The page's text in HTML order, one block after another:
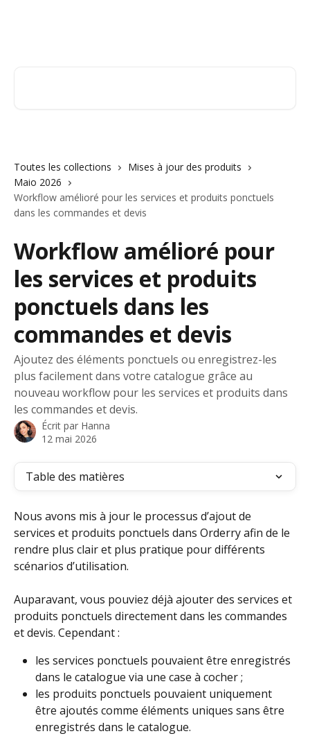
Toutes les collections
Mises à jour des produits
Maio 2026
Workflow amélioré pour les services et produits ponctuels
dans les commandes et devis
Workflow amélioré pour
les services et produits
ponctuels dans les
commandes et devis
Ajoutez des éléments ponctuels ou enregistrez-les
plus facilement dans votre catalogue grâce au
nouveau workflow pour les services et produits dans
les commandes et devis.
Écrit par Hanna
12 mai 2026
Table des matières
Nous avons mis à jour le processus d’ajout de
services et produits ponctuels dans Orderry afin de le
rendre plus clair et plus pratique pour différents
scénarios d’utilisation.
Auparavant, vous pouviez déjà ajouter des services et
produits ponctuels directement dans les commandes
et devis. Cependant :
les services ponctuels pouvaient être enregistrés
dans le catalogue via une case à cocher ;
les produits ponctuels pouvaient uniquement
être ajoutés comme éléments uniques sans être
enregistrés dans le catalogue.